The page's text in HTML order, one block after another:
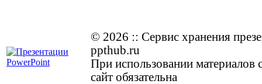
© 2026 :: Cервис хранения
ppthub.ru
При использовании материалов
сайт обязательна